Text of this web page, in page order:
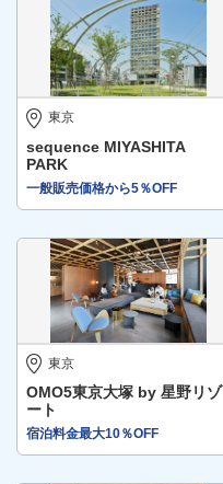
東京
sequence MIYASHITA
PARK
一般販売価格から5％OFF
東京
OMO5東京大塚 by 星野リゾ
ート
宿泊料金最大10％OFF